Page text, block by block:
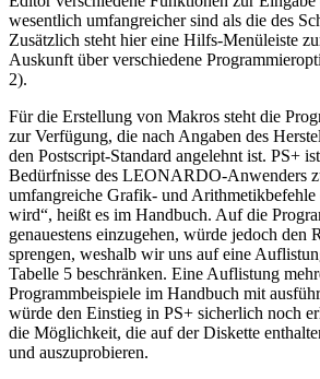
wesentlich umfangreicher sind als die des
Zusätzlich steht hier eine Hilfs-Menüleiste
Auskunft über verschiedene
2).
Für die Erstellung von Makros steht die
zur Verfügung, die nach Angaben des
den Postscript-Standard angelehnt ist. PS+
Bedürfnisse des LEONARDO-Anwenders
umfangreiche Grafik- und Arithmetikbefehle
wird“, heißt es im Handbuch. Auf die
genauestens einzugehen, würde jedoch den
sprengen, weshalb wir uns auf eine
Tabelle 5 beschränken. Eine Auflistung
Programmbeispiele im Handbuch mit
würde den Einstieg in PS+ sicherlich noch
die Möglichkeit, die auf der Diskette
und auszuprobieren.